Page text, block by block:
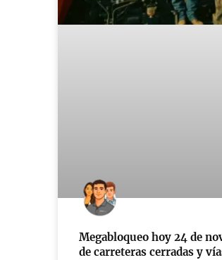
Megabloqueo hoy 24 de
de carreteras cerradas y